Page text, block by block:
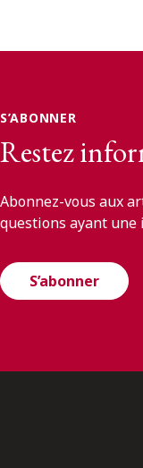
S’ABONNER
Restez
Abonnez-vous aux
questions ayant une
S’abonner